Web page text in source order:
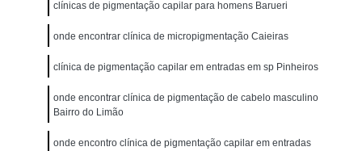
Micropigmentação Capilar para Calvície
Micropigmentação Capilar para Homens
Micropigmentação Cabelo Feminino
clínicas de pigmentação capilar para homens Barueri
onde encontrar clínica de micropigmentação Caieiras
clínica de pigmentação capilar em entradas em sp Pinheiros
onde encontrar clínica de pigmentação de cabelo masculino
Bairro do Limão
onde encontro clínica de pigmentação capilar em entradas